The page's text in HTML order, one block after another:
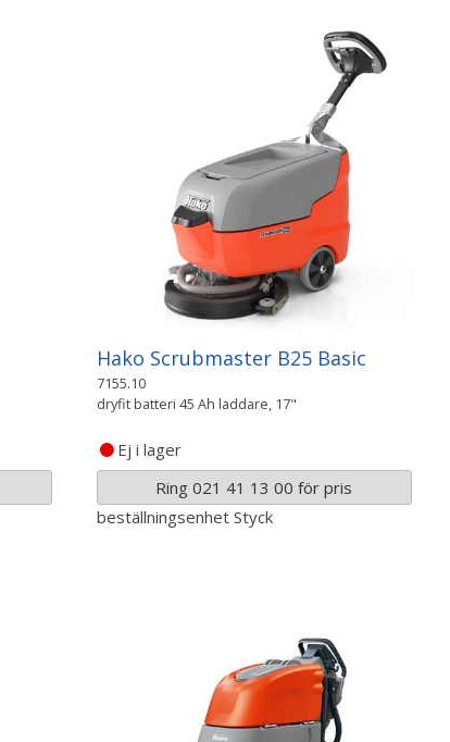
Hako Scrubmaster B25 Basic
7155.10
dryfit batteri 45 Ah laddare, 17"
Ej i lager
Ring 021 41 13 00 för pris
beställningsenhet Styck